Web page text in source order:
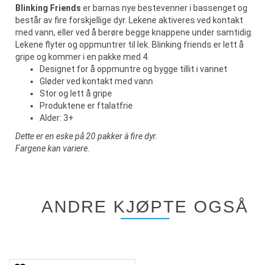
Blinking Friends er barnas nye bestevenner i bassenget og
består av fire forskjellige dyr. Lekene aktiveres ved kontakt
med vann, eller ved å berøre begge knappene under samtidig.
Lekene flyter og oppmuntrer til lek. Blinking friends er lett å
gripe og kommer i en pakke med 4.
Designet for å oppmuntre og bygge tillit i vannet
Gløder ved kontakt med vann
Stor og lett å gripe
Produktene er ftalatfrie
Alder: 3+
Dette er en eske på 20 pakker à fire dyr.
Fargene kan variere.
ANDRE KJØPTE OGSÅ